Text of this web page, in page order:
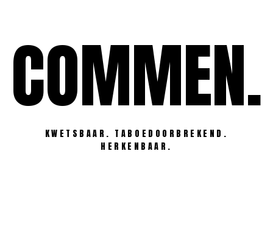
inhoudCOMMEN.
KWETSBAAR. TABOEDOORBREKEND.
HERKENBAAR.